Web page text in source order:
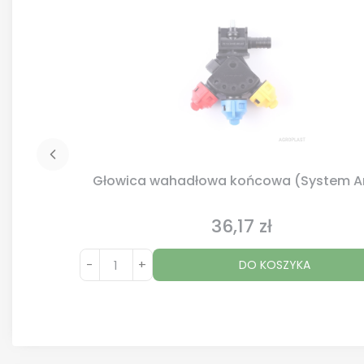
Głowica wahadłowa końcowa (System
Cena
36,17 zł
- + DO KOSZYKA